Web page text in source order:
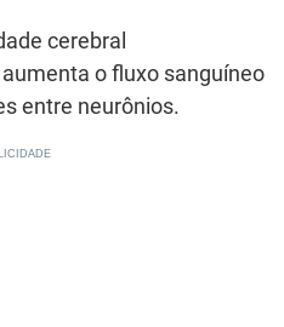
cerebral
o fluxo sanguíneo
entre neurônios.